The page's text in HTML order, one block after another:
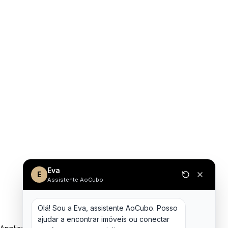
E Eva
Assistente AoCubo
Olá! Sou a Eva, assistente AoCubo. Posso
ajudar a encontrar imóveis ou conectar